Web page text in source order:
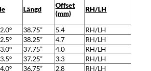
Längd
Offset
(mm)
RH/LH
38.75” 5.4
RH/LH
38.25” 4.7
RH/LH
37.75” 4.0
RH/LH
37.25” 3.3
RH/LH
36.75” 2.8 RH/LH